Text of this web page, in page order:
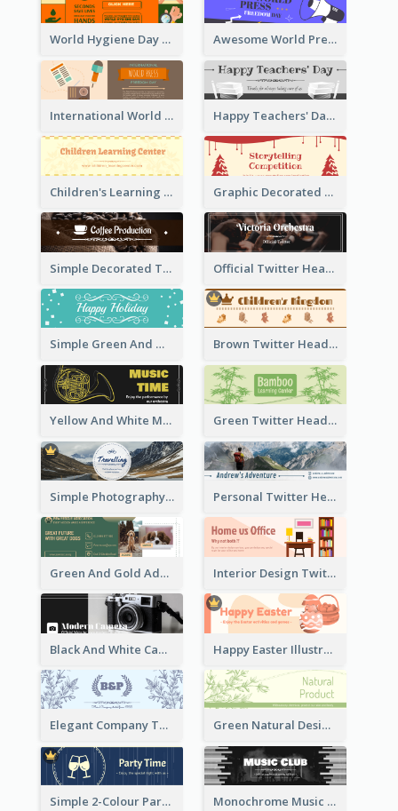
World Hygiene Day Promotion Twitter Header Awesome World Press Freedom Day Twitter Header
International World Press Freedom Day Twitter Header Happy Teachers' Day Twitter Header With Decorations Of Books
Children's Learning Center Twitter Header In Orange Colour Tone Graphic Decorated Twitter Header About Storytelling Competition
Simple Decorated Twitter Header About Coffee Official Twitter Header Of Orchestra
Simple Green And White Twitter Header With Theme Of Holiday Brown Twitter Header Created For Toy Store
Yellow And White Music Instrument Twitter Header About Orchestra Performance Green Twitter Header With Bamboo Decoration
Simple Photography Twitter Header Promoting Travelling Personal Twitter Header Of Hiker
Green And Gold Adoption Promotion Header Design Interior Design Twitter Header In Warm Colour Tone
Black And White Camera Twitter Header Happy Easter Illustrated Twitter Header
Elegant Company Twitter Header In Blue Colour Tone Green Natural Design Twitter Header
Simple 2-Colour Party Related Twitter Header Monochrome Music Club Twitter Header With Decorations